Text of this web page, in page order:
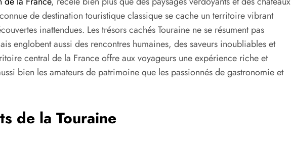
de destination touristique classique se cache un territoire vibrant
inattendues. Les trésors cachés Touraine ne se résument pas
englobent aussi des rencontres humaines, des saveurs inoubliables et
central de la France offre aux voyageurs une expérience riche et
bien les amateurs de patrimoine que les passionnés de gastronomie et
de la Touraine